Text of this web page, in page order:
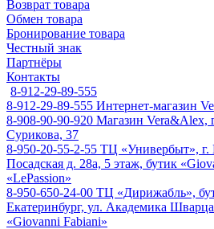
Возврат товара
Обмен товара
Бронирование товара
Честный знак
Партнёры
Контакты
8-912-29-89-555
8-912-29-89-555 Интернет-магазин
8-908-90-90-920 Магазин Vera&Alex,
Сурикова, 37
8-950-20-55-2-55 ТЦ «Универбыт», г.
Посадская д. 28а, 5 этаж, бутик
«LePassion»
8-950-650-24-00 ТЦ «Дирижабль»,
Екатеринбург, ул. Академика
«Giovanni Fabiani»